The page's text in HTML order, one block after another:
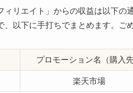
ィリエイト」からの収益は以下の
以下に手打ちでまとめます。ご
プロモーション名（購入先
楽天市場